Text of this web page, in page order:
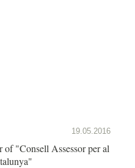
19.05.2016
of "Consell Assessor per al